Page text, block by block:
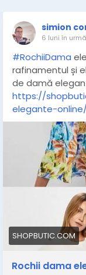
simion
6 luni în urmă
#RochiiDama
rafinamentul și
de damă
https://
elegante-online/
SHOPBUTIC.COM
Rochii dama